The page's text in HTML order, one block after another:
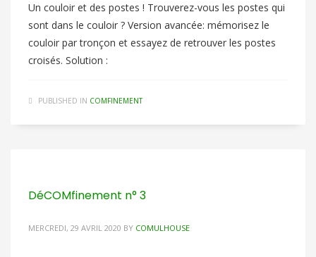
Un couloir et des postes ! Trouverez-vous les postes qui
sont dans le couloir ? Version avancée: mémorisez le
couloir par tronçon et essayez de retrouver les postes
croisés. Solution :
PUBLISHED IN COMFINEMENT
DéCOMfinement n° 3
MERCREDI, 29 AVRIL 2020 BY COMULHOUSE